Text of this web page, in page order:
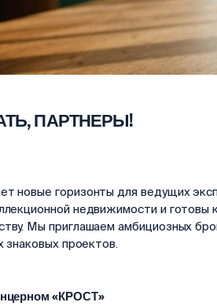
ПАРТНЕРЫ!
новые горизонты для ведущих
недвижимости и готовы
Мы приглашаем амбициозных
знаковых проектов.
«КРОСТ»